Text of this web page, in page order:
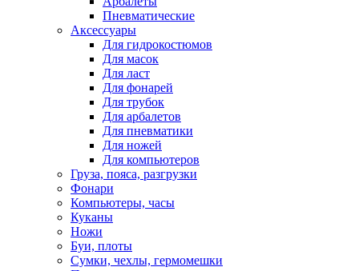
Пневматические
Аксессуары
Для гидрокостюмов
Для масок
Для ласт
Для фонарей
Для трубок
Для арбалетов
Для пневматики
Для ножей
Для компьютеров
Груза, пояса, разгрузки
Фонари
Компьютеры, часы
Куканы
Ножи
Буи, плоты
Сумки, чехлы, гермомешки